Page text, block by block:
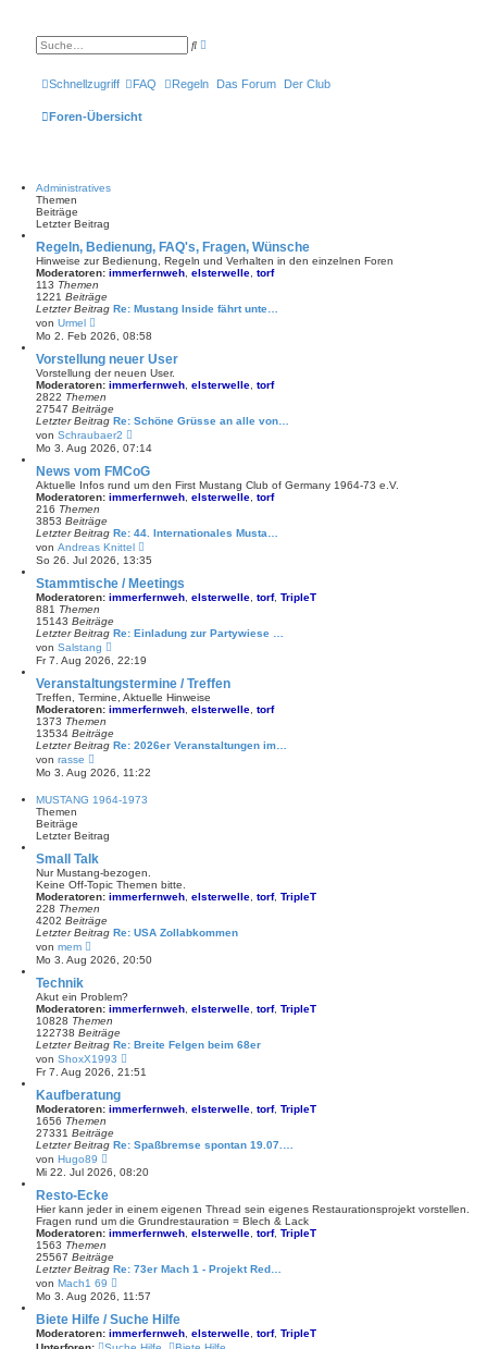
S
h
e i
Schnellzugriff FAQ Regeln Das Forum Der Club
Foren-Übersicht
Administratives
Themen
Beiträge
Letzter Beitrag
Regeln, Bedienung, FAQ's, Fragen, Wünsche
Hinweise zur Bedienung, Regeln und Verhalten in den einzelnen Foren
Moderatoren: immerfernweh elsterwelle torf
113 Themen
1221 Beiträge
Letzter Beitrag Re: Mustang Inside fährt unte…
von Urmel
e
u
e
s
t
e
r
B
e
i
t
a
g
Mo 2. Feb 2026, 08:58
Vorstellung neuer User
Vorstellung der neuen User.
Moderatoren: immerfernweh elsterwelle torf
2822 Themen
27547 Beiträge
Letzter Beitrag Re: Schöne Grüsse an alle von…
von Schraubaer2
e
u
e
s
t
e
B
e
i
t
a
g
Mo 3. Aug 2026, 07:14
News vom FMCoG
Aktuelle Infos rund um den First Mustang Club of Germany 1964-73 e.V.
Moderatoren: immerfernweh elsterwelle torf
216 Themen
3853 Beiträge
Letzter Beitrag Re: 44. Internationales Musta…
von Andreas Knittel
e
u
e
s
t
B
i
r
a
g
So 26. Jul 2026, 13:35
Stammtische / Meetings
Moderatoren: immerfernweh elsterwelle torf, TripleT
881 Themen
15143 Beiträge
Letzter Beitrag Re: Einladung zur Partywiese …
von Salstang
u
e
s
t
e
B
e
t
a
Fr 7. Aug 2026, 22:19
Veranstaltungstermine / Treffen
Treffen, Termine, Aktuelle Hinweise
Moderatoren: immerfernweh elsterwelle torf
1373 Themen
13534 Beiträge
Letzter Beitrag Re: 2026er Veranstaltungen im…
von rasse
e
u
s
r
B
e
i
t
r
a
g
Mo 3. Aug 2026, 11:22
MUSTANG 1964-1973
Themen
Beiträge
Letzter Beitrag
Small Talk
Nur Mustang-bezogen.
Keine Off-Topic Themen bitte.
Moderatoren: immerfernweh elsterwelle torf, TripleT
228 Themen
4202 Beiträge
Letzter Beitrag Re: USA Zollabkommen
von mem
e
u
t
e
r
B
e
i
t
a
g
Mo 3. Aug 2026, 20:50
Technik
Akut ein Problem?
Moderatoren: immerfernweh elsterwelle torf, TripleT
10828 Themen
122738 Beiträge
Letzter Beitrag Re: Breite Felgen beim 68er
von ShoxX1993
e
u
t
B
i
a
g
Fr 7. Aug 2026, 21:51
Kaufberatung
Moderatoren: immerfernweh elsterwelle torf, TripleT
1656 Themen
27331 Beiträge
Letzter Beitrag Re: Spaßbremse spontan 19.07.…
von Hugo89
e
u
e
s
t
e
r
e
i
r
g
Mi 22. Jul 2026, 08:20
Resto-Ecke
Hier kann jeder in einem eigenen Thread sein eigenes Restaurationsprojekt vorstellen.
Fragen rund um die Grundrestauration = Blech & Lack
Moderatoren: immerfernweh elsterwelle torf, TripleT
1563 Themen
25567 Beiträge
Letzter Beitrag Re: 73er Mach 1 - Projekt Red…
von Mach1 69
u
e
s
t
Mo 3. Aug 2026, 11:57
Biete Hilfe / Suche Hilfe
Moderatoren: immerfernweh elsterwelle torf, TripleT